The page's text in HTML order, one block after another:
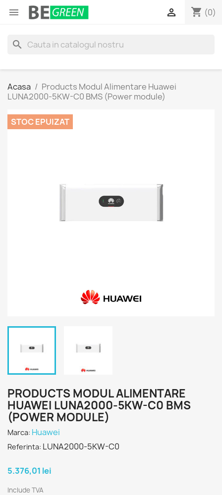
 shopping_cart (0)

search
Acasa
Products Modul Alimentare Huawei
LUNA2000-5KW-C0 BMS (Power module)
STOC EPUIZAT
PRODUCTS MODUL ALIMENTARE
HUAWEI LUNA2000-5KW-C0 BMS
(POWER MODULE)
Marca: Huawei
Referinta: LUNA2000-5KW-C0
5.376,01 lei
Include TVA